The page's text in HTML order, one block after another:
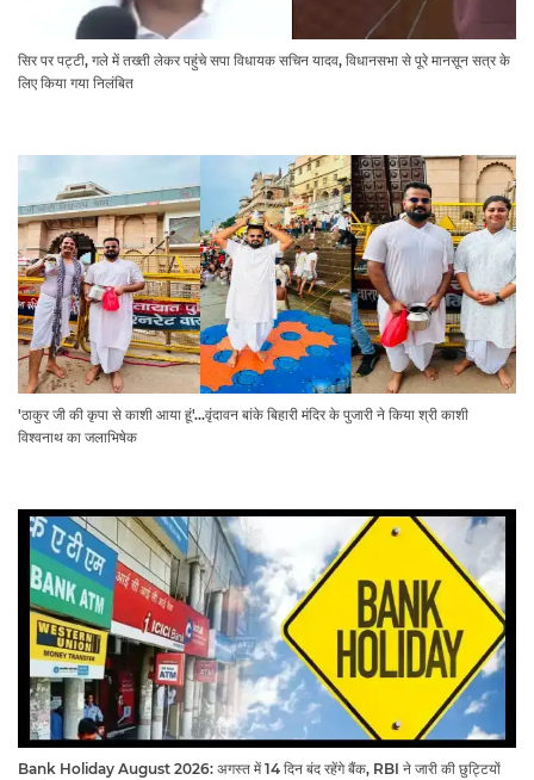
सिर पर पट्टी, गले में तख्ती लेकर पहुंचे सपा विधायक सचिन यादव, विधानसभा से पूरे मानसून सत्र के
लिए किया गया निलंबित
'ठाकुर जी की कृपा से काशी आया हूं'...वृंदावन बांके बिहारी मंदिर के पुजारी ने किया श्री काशी
विश्वनाथ का जलाभिषेक
Bank Holiday August 2026: अगस्त में 14 दिन बंद रहेंगे बैंक, RBI ने जारी की छुट्टियों